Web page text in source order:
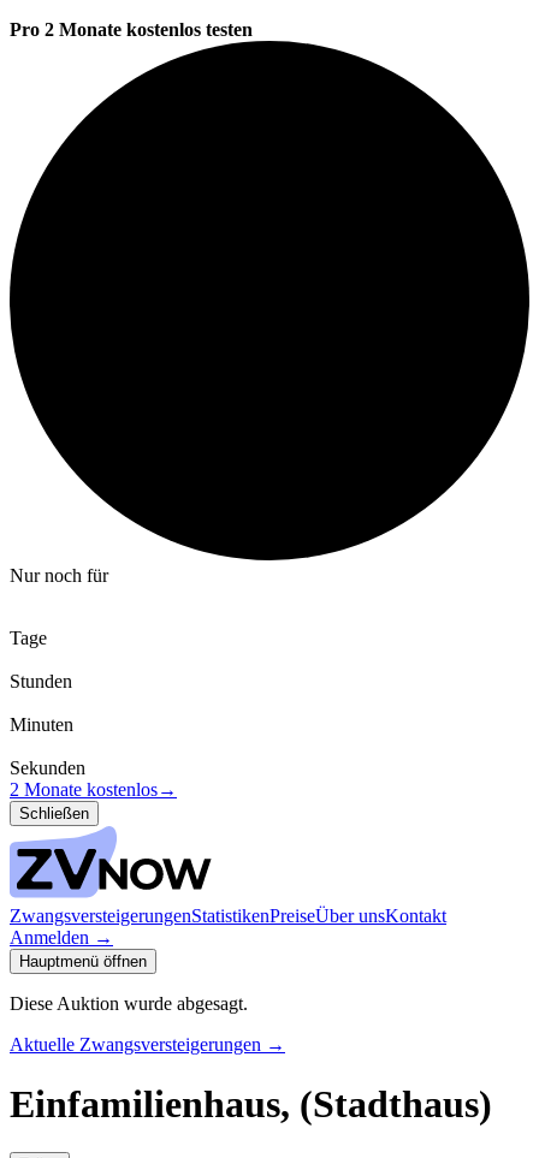
Pro 2 Monate kostenlos testen
Nur noch für
Tage
Stunden
Minuten
Sekunden
2 Monate kostenlos→
Schließen
ZwangsversteigerungenStatistikenPreiseÜber unsKontakt
Anmelden →
Hauptmenü öffnen
Diese Auktion wurde abgesagt.
Aktuelle Zwangsversteigerungen →
Einfamilienhaus, (Stadthaus)